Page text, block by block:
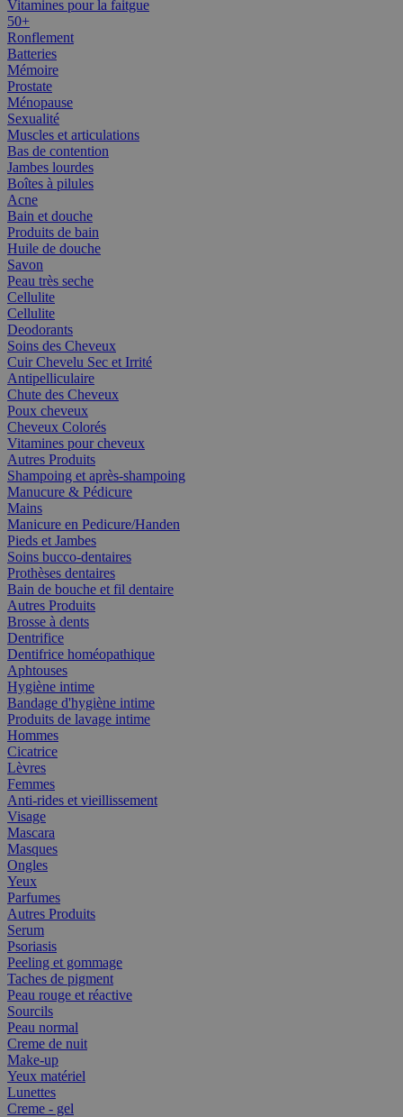
Vitamines pour la faitgue
50+
Ronflement
Batteries
Mémoire
Prostate
Ménopause
Sexualité
Muscles et articulations
Bas de contention
Jambes lourdes
Boîtes à pilules
Acne
Bain et douche
Produits de bain
Huile de douche
Savon
Peau très seche
Cellulite
Cellulite
Deodorants
Soins des Cheveux
Cuir Chevelu Sec et Irrité
Antipelliculaire
Chute des Cheveux
Poux cheveux
Cheveux Colorés
Vitamines pour cheveux
Autres Produits
Shampoing et après-shampoing
Manucure & Pédicure
Mains
Manicure en Pedicure/Handen
Pieds et Jambes
Soins bucco-dentaires
Prothèses dentaires
Bain de bouche et fil dentaire
Autres Produits
Brosse à dents
Dentrifice
Dentifrice homéopathique
Aphtouses
Hygiène intime
Bandage d'hygiène intime
Produits de lavage intime
Hommes
Cicatrice
Lèvres
Femmes
Anti-rides et vieillissement
Visage
Mascara
Masques
Ongles
Yeux
Parfumes
Autres Produits
Serum
Psoriasis
Peeling et gommage
Taches de pigment
Peau rouge et réactive
Sourcils
Peau normal
Creme de nuit
Make-up
Yeux matériel
Lunettes
Creme - gel